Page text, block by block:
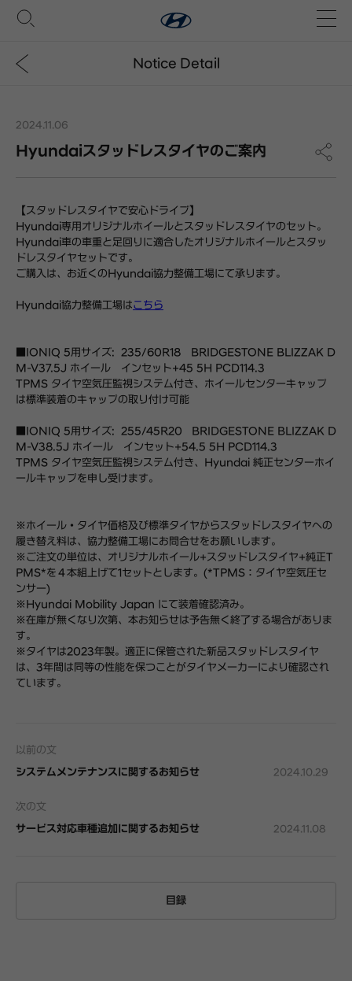
Notice Detail
2024.11.06
Hyundaiスタッドレスタイヤのご案内
【スタッドレスタイヤで安心ドライブ】
Hyundai専用オリジナルホイールとスタッドレスタイヤのセット。
Hyundai車の車重と足回りに適合したオリジナルホイールとスタッ
ドレスタイヤセットです。
ご購入は、お近くのHyundai協力整備工場にて承ります。
Hyundai協力整備工場はこちら
■IONIQ 5用サイズ: 235/60R18 BRIDGESTONE BLIZZAK D
M-V37.5J ホイール インセット+45 5H PCD114.3
TPMS タイヤ空気圧監視システム付き、ホイールセンターキャップ
は標準装着のキャップの取り付け可能
■IONIQ 5用サイズ: 255/45R20 BRIDGESTONE BLIZZAK D
M-V38.5J ホイール インセット+54.5 5H PCD114.3
TPMS タイヤ空気圧監視システム付き、Hyundai 純正センターホイ
ールキャップを申し受けます。
※ホイール・タイヤ価格及び標準タイヤからスタッドレスタイヤへの
履き替え料は、協力整備工場にお問合せをお願いします。
※ご注文の単位は、オリジナルホイール+スタッドレスタイヤ+純正T
PMS*を４本組上げて1セットとします。(*TPMS：タイヤ空気圧セ
ンサー)
※Hyundai Mobility Japan にて装着確認済み。
※在庫が無くなり次第、本お知らせは予告無く終了する場合がありま
す。
※タイヤは2023年製。適正に保管された新品スタッドレスタイヤ
は、3年間は同等の性能を保つことがタイヤメーカーにより確認され
ています。
以前の文
システムメンテナンスに関するお知らせ
2024.10.29
次の文
サービス対応車種追加に関するお知らせ
2024.11.08
目録